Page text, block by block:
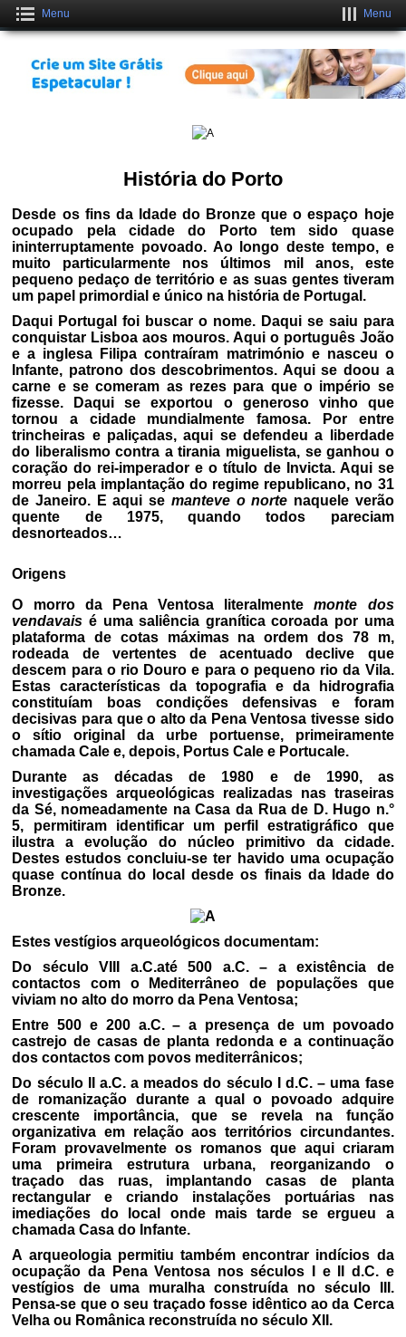
Menu Menu
História do Porto
Desde os fins da Idade do Bronze que o espaço hoje
ocupado pela cidade do Porto tem sido quase
ininterruptamente povoado. Ao longo deste tempo, e
muito particularmente nos últimos mil anos, este
pequeno pedaço de território e as suas gentes tiveram
um papel primordial e único na história de Portugal.
Daqui Portugal foi buscar o nome. Daqui se saiu para
conquistar Lisboa aos mouros. Aqui o português João
e a inglesa Filipa contraíram matrimónio e nasceu o
Infante, patrono dos descobrimentos. Aqui se doou a
carne e se comeram as rezes para que o império se
fizesse. Daqui se exportou o generoso vinho que
tornou a cidade mundialmente famosa. Por entre
trincheiras e paliçadas, aqui se defendeu a liberdade
do liberalismo contra a tirania miguelista, se ganhou o
coração do rei-imperador e o título de Invicta. Aqui se
morreu pela implantação do regime republicano, no 31
de Janeiro. E aqui se manteve o norte naquele verão
quente de 1975, quando todos pareciam
desnorteados…
Origens
O morro da Pena Ventosa literalmentemonte dos
vendavais é uma saliência granítica coroada por uma
plataforma de cotas máximas na ordem dos 78 m,
rodeada de vertentes de acentuado declive que
descem para o rio Douro e para o pequeno rio da Vila.
Estas características da topografia e da hidrografia
constituíam boas condições defensivas e foram
decisivas para que o alto da Pena Ventosa tivesse sido
o sítio original da urbe portuense, primeiramente
chamada Cale e, depois, Portus Cale e Portucale.
Durante as décadas de 1980 e de 1990, as
investigações arqueológicas realizadas nas traseiras
da Sé, nomeadamente na Casa da Rua de D. Hugo n.°
5, permitiram identificar um perfil estratigráfico que
ilustra a evolução do núcleo primitivo da cidade.
Destes estudos concluiu-se ter havido uma ocupação
quase contínua do local desde os finais da Idade do
Bronze.
Estes vestígios arqueológicos documentam:
Do século VIII a.C.até 500 a.C. – a existência de
contactos com o Mediterrâneo de populações que
viviam no alto do morro da Pena Ventosa;
Entre 500 e 200 a.C. – a presença de um povoado
castrejo de casas de planta redonda e a continuação
dos contactos com povos mediterrânicos;
Do século II a.C. a meados do século I d.C. – uma fase
de romanização durante a qual o povoado adquire
crescente importância, que se revela na função
organizativa em relação aos territórios circundantes.
Foram provavelmente os romanos que aqui criaram
uma primeira estrutura urbana, reorganizando o
traçado das ruas, implantando casas de planta
rectangular e criando instalações portuárias nas
imediações do local onde mais tarde se ergueu a
chamada Casa do Infante.
A arqueologia permitiu também encontrar indícios da
ocupação da Pena Ventosa nos séculos I e II d.C. e
vestígios de uma muralha construída no século III.
Pensa-se que o seu traçado fosse idêntico ao da Cerca
Velha ou Românica reconstruída no século XII.
Crie um Site Grátis Fantástico